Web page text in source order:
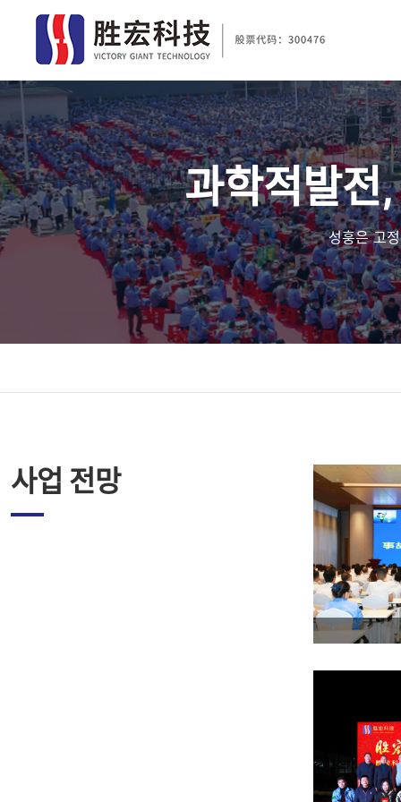
과학적발전
성훙은 고
사업 전망